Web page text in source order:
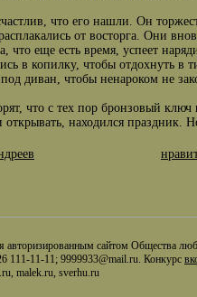
что его нашли. Он
от восторга. Они
что еще есть время, успеет
в копилку, чтобы отдохнуть
диван, чтобы ненароком не
что с тех пор бронзовый ключ
открывать, находился
авторизированным сайтом Общества
111-11-11; 9999933@mail.ru. Конкурс
malek.ru, sverhu.ru